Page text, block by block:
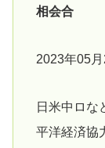
相会合
2023年05
日米中ロな
平洋経済協